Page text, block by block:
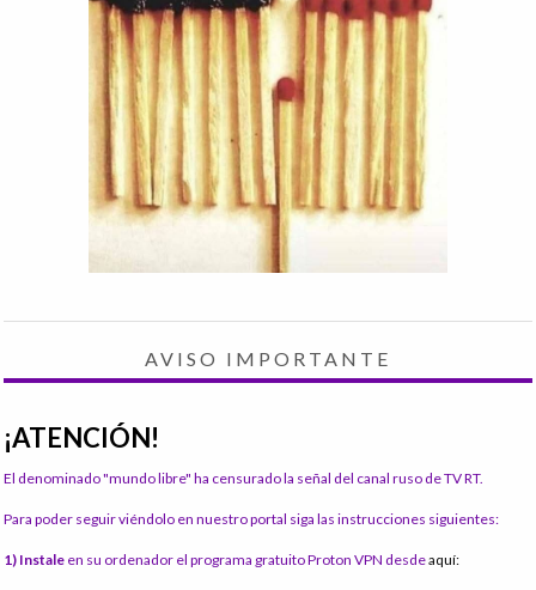
AVISO IMPORTANTE
¡ATENCIÓN!
El denominado "mundo libre" ha censurado la señal del canal ruso de TV RT.
Para poder seguir viéndolo en nuestro portal siga las instrucciones siguientes:
1) Instale en su ordenador el programa gratuito Proton VPN desdeaquí: